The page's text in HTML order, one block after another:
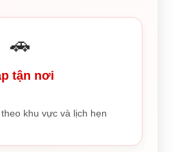
🚗
tận nơi
khu vực và lịch hẹn